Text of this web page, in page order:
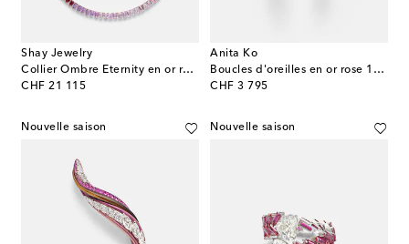
Shay Jewelry
Collier Ombre Eternity en or rose 18 ct et saphirs
CHF 21 115
original price
Anita Ko
Boucles d'oreilles en or rose 18 ct, saphirs et diamants
CHF 3 795
original price
Nouvelle saison Nouvelle saison